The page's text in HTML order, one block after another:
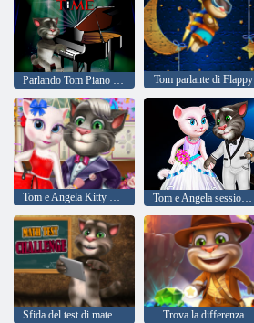
Parlando Tom Piano Time Tom parlante di Flappy
Tom e Angela sessione fotografica
Trova la differenza